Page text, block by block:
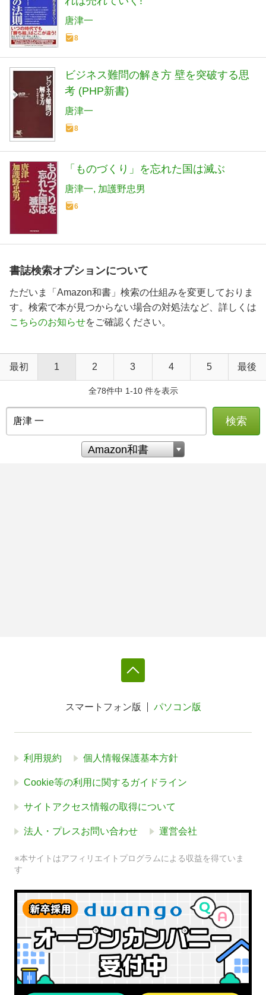
唐津一
8
ビジネス難問の解き方 壁を突破する思
考 (PHP新書)
唐津一
8
「ものづくり」を忘れた国は滅ぶ
唐津一 加護野忠男
6
書誌検索オプションについて
ただいま「Amazon和書」検索の仕組みを変更しておりま
す。検索で本が見つからない場合の対処法など、詳しくは
こちらのお知らせをご確認ください。
最初 1 2 3 4 5 最後
全78件中 1-10 件を表示
検索
スマートフォン版 パソコン版
利用規約 個人情報保護基本方針
Cookie等の利用に関するガイドライン
サイトアクセス情報の取得について
法人・プレスお問い合わせ 運営会社
※本サイトはアフィリエイトプログラムによる収益を得ていま
す